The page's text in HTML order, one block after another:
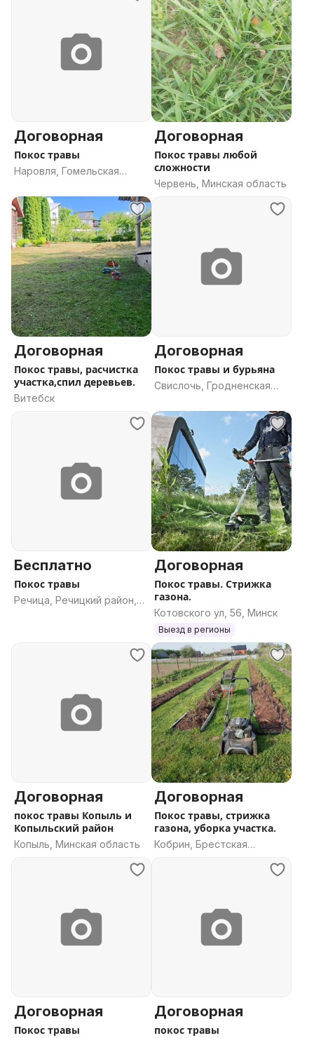
Договорная
Покос травы
Наровля, Гомельская
Договорная
Покос травы любой
сложности
Червень, Минская область
Договорная
Покос травы, расчистка
участка,спил деревьев.
Витебск
Договорная
Покос травы и бурьяна
Свислочь, Гродненская
Бесплатно
Покос травы
Речица, Речицкий район,
Договорная
Покос травы. Стрижка
газона.
Котовского ул, 56, Минск
Выезд в регионы
Договорная
покос травы Копыль и
Копыльский район
Копыль, Минская область
Договорная
Покос травы, стрижка
газона, уборка участка.
Кобрин, Брестская
Договорная
Покос травы
Договорная
покос травы